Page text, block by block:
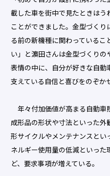
載した車を街中で見たときはう
ことができました。金型づく
る前の新機種に関わっているこ
い」と濵田さんは金型づくりの
表情の中に、自分が好きな自動
支えている自信と喜びをのぞか
年々付加価値が高まる自動車
成形品の形状や寸法といった
形サイクルやメンテナンスとい
ネルギー使用量の低減といった
ど、要求事項が増えている。